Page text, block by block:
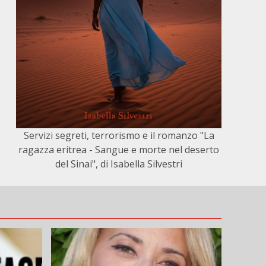
Servizi segreti, terrorismo e il romanzo "La
ragazza eritrea - Sangue e morte nel deserto
del Sinai", di Isabella Silvestri